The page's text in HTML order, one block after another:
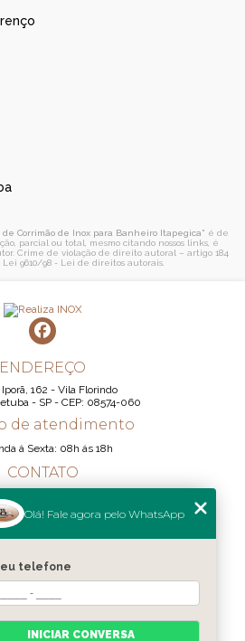
de Corrimão de Inox para Banheiro Itapegica" é de
parcial ou total, mesmo citando nossos links, é
Crime de violação de direito autoral – artigo 184
Lei 9610/98 - Lei de direitos autorais.
ENDEREÇO
162 - Vila Florindo
- SP - CEP: 08574-060
de atendimento
á Sexta: 08h ás 18h
CONTATO
(11) 98189-1344
MENU
HOME
QUEM SOMOS
Olá! Fale agora pelo WhatsApp
telefone
INICIAR CONVERSA